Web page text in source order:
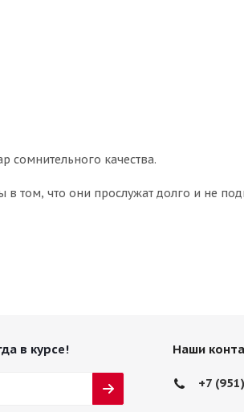
сомнительного качества.
том, что они прослужат долго и не
в курсе! Наши
+7